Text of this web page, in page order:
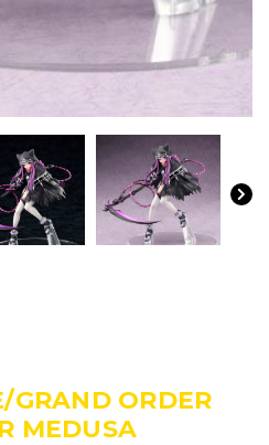
GRAND ORDER
MEDUSA